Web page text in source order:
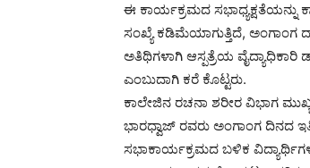
ಈ ಕಾರ್ಯಕ್ರಮದ ಸಭಾಧ್ಯಕ್ಷತೆಯನ್ನು
ಸಂಖ್ಯೆ ಕಡಿಮೆಯಾಗುತ್ತಿದೆ, ಅಂಗಾಂಗ
ಅತಿಥಿಗಳಾಗಿ ಆಸ್ಪತ್ರೆಯ
ಎಂಬುದಾಗಿ ಕರೆ ಕೊಟ್ಟರು.
ಕಾಲೇಜಿನ ರಚನಾ ಶರೀರ ವಿಭಾಗ
ಭಾರಧ್ವಾಜ್ ರವರು ಅಂಗಾಂಗ ದಿನದ
ಸಭಾಕಾರ್ಯಕ್ರಮದ ಬಳಿಕ